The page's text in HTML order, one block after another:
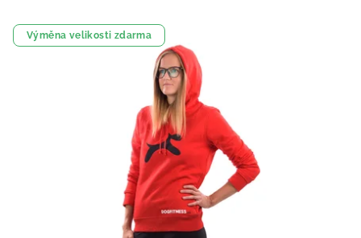
Výměna velikosti zdarma